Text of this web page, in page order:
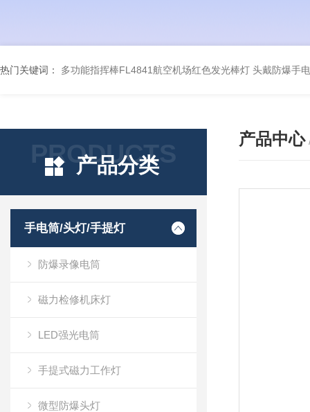
热门关键词： 多功能指挥棒FL4841航空机场红色发光棒灯 头戴防爆手
PRODUCTS
产品分类
手电筒/头灯/手提灯
防爆录像电筒
磁力检修机床灯
LED强光电筒
手提式磁力工作灯
微型防爆头灯
产品中心